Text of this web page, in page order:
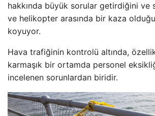
hakkında büyük sorular getirdiğini ve
ve helikopter arasında bir kaza
koyuyor.
Hava trafiğinin kontrolü altında,
karmaşık bir ortamda personel
incelenen sorunlardan biridir.